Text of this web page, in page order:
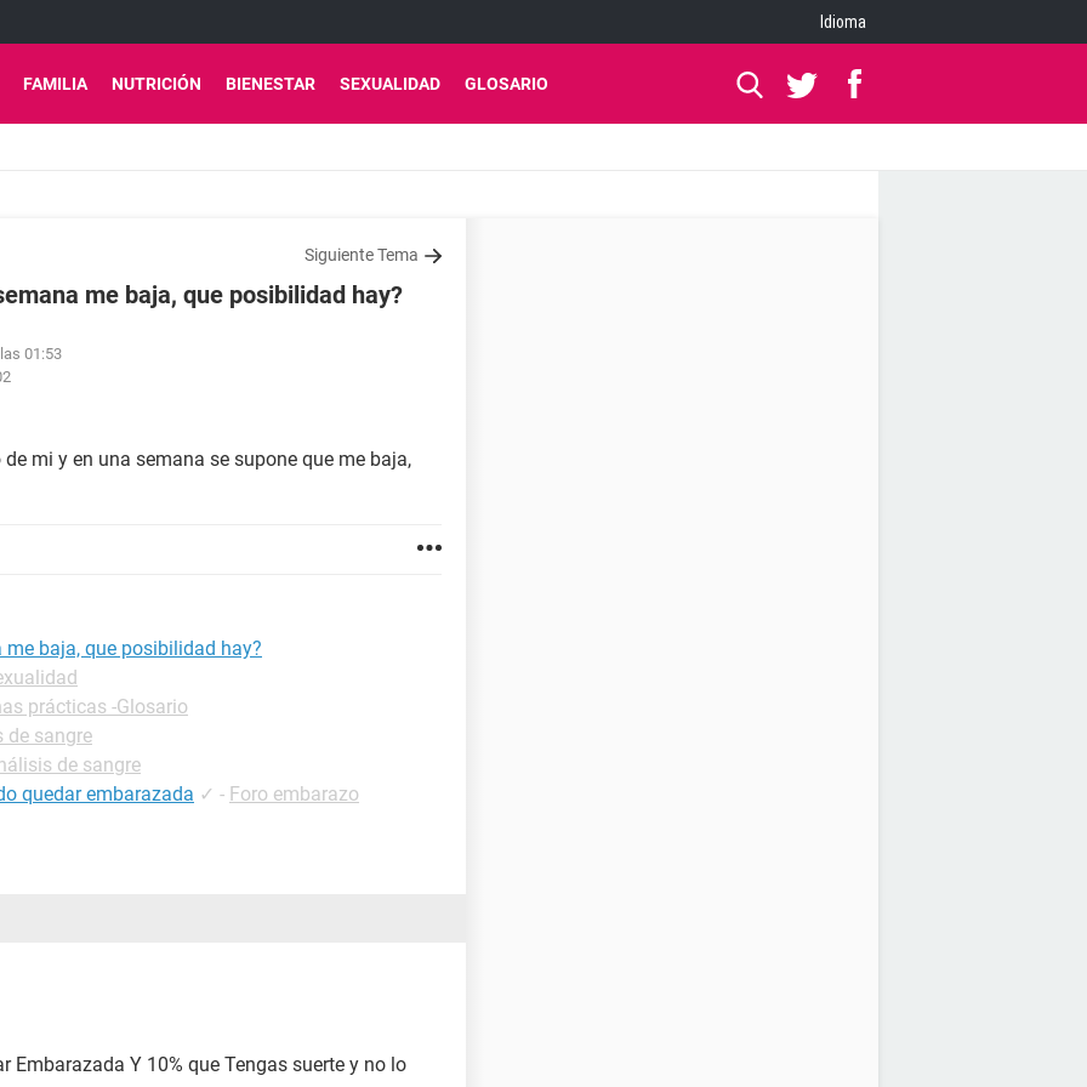
Idioma
FAMILIA NUTRICIÓN BIENESTAR SEXUALIDAD GLOSARIO
Siguiente Tema
me baja, que posibilidad hay?
01:53
mi y en una semana se supone que me baja,
baja, que posibilidad hay?
prácticas -Glosario
de sangre
de sangre
quedar embarazada ✓ - Foro embarazo
Embarazada Y 10% que Tengas suerte y no lo